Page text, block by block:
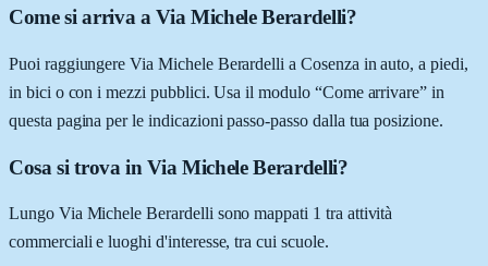
Come si arriva a Via Michele Berardelli?
Puoi raggiungere Via Michele Berardelli a Cosenza in auto, a piedi,
in bici o con i mezzi pubblici. Usa il modulo “Come arrivare” in
questa pagina per le indicazioni passo-passo dalla tua posizione.
Cosa si trova in Via Michele Berardelli?
Lungo Via Michele Berardelli sono mappati 1 tra attività
commerciali e luoghi d'interesse, tra cui scuole.